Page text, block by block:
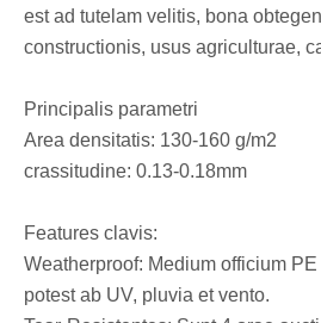
est ad tutelam velitis, bona
constructionis, usus agriculturae,
Principalis parametri
Area densitatis: 130-160 g/m2
crassitudine: 0.13-0.18mm
Features clavis:
Weatherproof: Medium officium
potest ab UV, pluvia et vento.